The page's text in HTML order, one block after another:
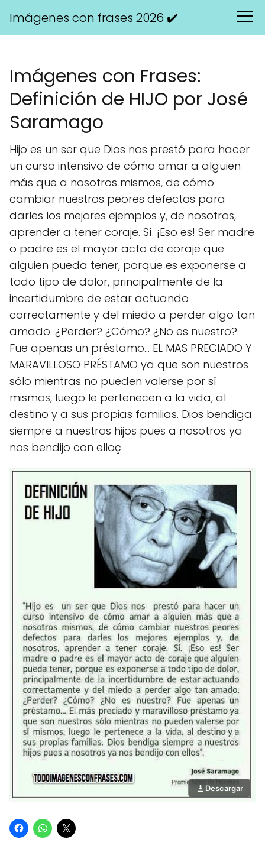
Imágenes con frases 2026 ✔️
Imágenes con Frases:
Definición de HIJO por José
Saramago
Hijo es un ser que Dios nos prestó para hacer
un curso intensivo de cómo amar a alguien
más que a nosotros mismos, de cómo
cambiar nuestros peores defectos para
darles los mejores ejemplos y, de nosotros,
aprender a tener coraje. Sí. ¡Eso es! Ser madre
o padre es el mayor acto de coraje que
alguien pueda tener, porque es exponerse a
todo tipo de dolor, principalmente de la
incertidumbre de estar actuando
correctamente y del miedo a perder algo tan
amado. ¿Perder? ¿Cómo? ¿No es nuestro?
Fue apenas un préstamo... EL MAS PRECIADO Y
MARAVILLOSO PRÉSTAMO ya que son nuestros
sólo mientras no pueden valerse por sí
mismos, luego le pertenecen a la vida, al
destino y a sus propias familias. Dios bendiga
siempre a nuestros hijos pues a nosotros ya
nos bendijo con elloç
Descargar